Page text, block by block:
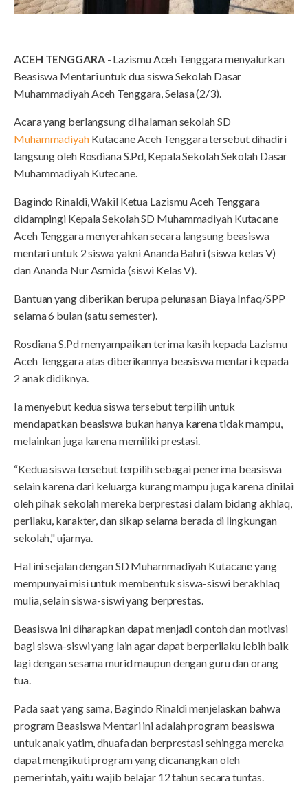
ACEH TENGGARA - Lazismu Aceh Tenggara menyalurkan
Beasiswa Mentari untuk dua siswa Sekolah Dasar
Muhammadiyah Aceh Tenggara, Selasa (2/3).
Acara yang berlangsung di halaman sekolah SD
MuhammadiyahKutacane Aceh Tenggara tersebut dihadiri
langsung oleh Rosdiana S.Pd, Kepala Sekolah Sekolah Dasar
Muhammadiyah Kutecane.
Bagindo Rinaldi, Wakil Ketua Lazismu Aceh Tenggara
didampingi Kepala Sekolah SD Muhammadiyah Kutacane
Aceh Tenggara menyerahkan secara langsung beasiswa
mentari untuk 2 siswa yakni Ananda Bahri (siswa kelas V)
dan Ananda Nur Asmida (siswi Kelas V).
Bantuan yang diberikan berupa pelunasan Biaya Infaq/SPP
selama 6 bulan (satu semester).
Rosdiana S.Pd menyampaikan terima kasih kepada Lazismu
Aceh Tenggara atas diberikannya beasiswa mentari kepada
2 anak didiknya.
Ia menyebut kedua siswa tersebut terpilih untuk
mendapatkan beasiswa bukan hanya karena tidak mampu,
melainkan juga karena memiliki prestasi.
“Kedua siswa tersebut terpilih sebagai penerima beasiswa
selain karena dari keluarga kurang mampu juga karena dinilai
oleh pihak sekolah mereka berprestasi dalam bidang akhlaq,
perilaku, karakter, dan sikap selama berada di lingkungan
sekolah," ujarnya.
Hal ini sejalan dengan SD Muhammadiyah Kutacane yang
mempunyai misi untuk membentuk siswa-siswi berakhlaq
mulia, selain siswa-siswi yang berprestas.
Beasiswa ini diharapkan dapat menjadi contoh dan motivasi
bagi siswa-siswi yang lain agar dapat berperilaku lebih baik
lagi dengan sesama murid maupun dengan guru dan orang
tua.
Pada saat yang sama, Bagindo Rinaldi menjelaskan bahwa
program Beasiswa Mentari ini adalah program beasiswa
untuk anak yatim, dhuafa dan berprestasi sehingga mereka
dapat mengikuti program yang dicanangkan oleh
pemerintah, yaitu wajib belajar 12 tahun secara tuntas.